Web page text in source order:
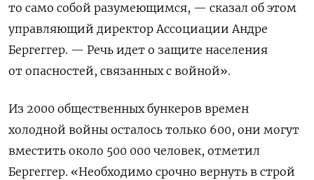
то само собой разумеющимся, — сказал об этом
управляющий директор Ассоциации Андре
Бергеггер. — Речь идет о защите населения
от опасностей, связанных с войной».
Из 2000 общественных бункеров времен
холодной войны осталось только 600, они могут
вместить около 500 000 человек, отметил
Бергеггер. «Необходимо срочно вернуть в строй